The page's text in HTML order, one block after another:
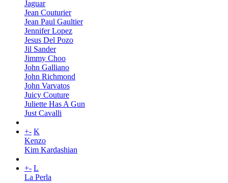
Jaguar
Jean Couturier
Jean Paul Gaultier
Jennifer Lopez
Jesus Del Pozo
Jil Sander
Jimmy Choo
John Galliano
John Richmond
John Varvatos
Juicy Couture
Juliette Has A Gun
Just Cavalli
+- K
Kenzo
Kim Kardashian
+- L
La Perla